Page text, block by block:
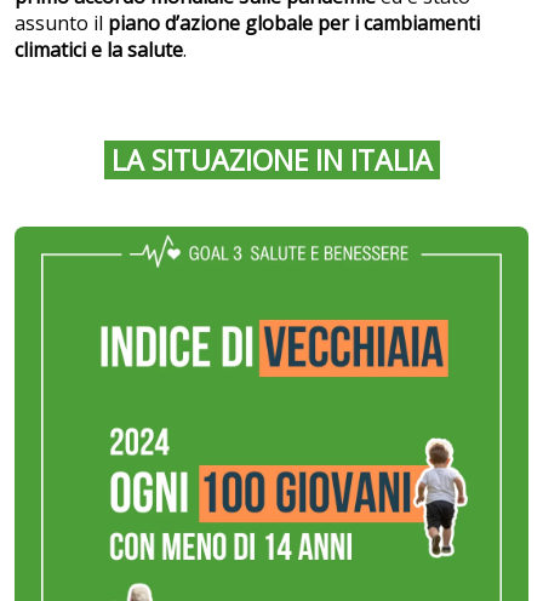
assunto il piano d’azione globale per i cambiamenti
climatici e la salute.
LA SITUAZIONE IN ITALIA